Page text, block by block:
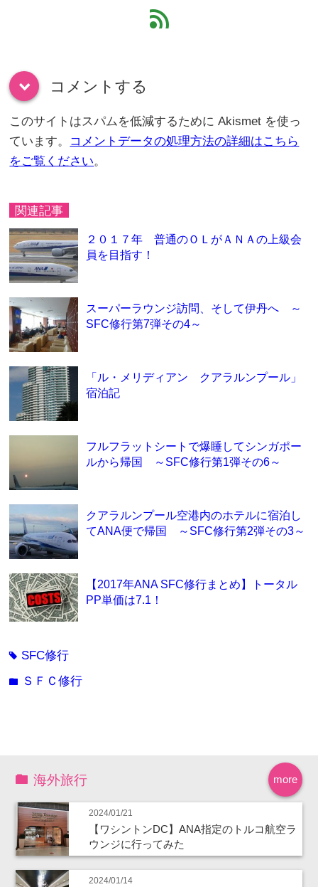
feed
down コメントする
このサイトはスパムを低減するために Akismet を使っ
ています。 コメントデータの処理方法の詳細はこちら
をご覧ください。
関連記事
２０１７年 普通のＯＬがＡＮＡの上級会
員を目指す！
スーパーラウンジ訪問、そして伊丹へ ～
SFC修行第7弾その4～
「ル・メリディアン クアラルンプール」
宿泊記
フルフラットシートで爆睡してシンガポー
ルから帰国 ～SFC修行第1弾その6～
クアラルンプール空港内のホテルに宿泊し
てANA便で帰国 ～SFC修行第2弾その3～
【2017年ANA SFC修行まとめ】トータル
PP単価は7.1！
tag SFC修行
folder ＳＦＣ修行
more
海外旅行
2024/01/21
【ワシントンDC】ANA指定のトルコ航空ラ
ウンジに行ってみた
2024/01/14